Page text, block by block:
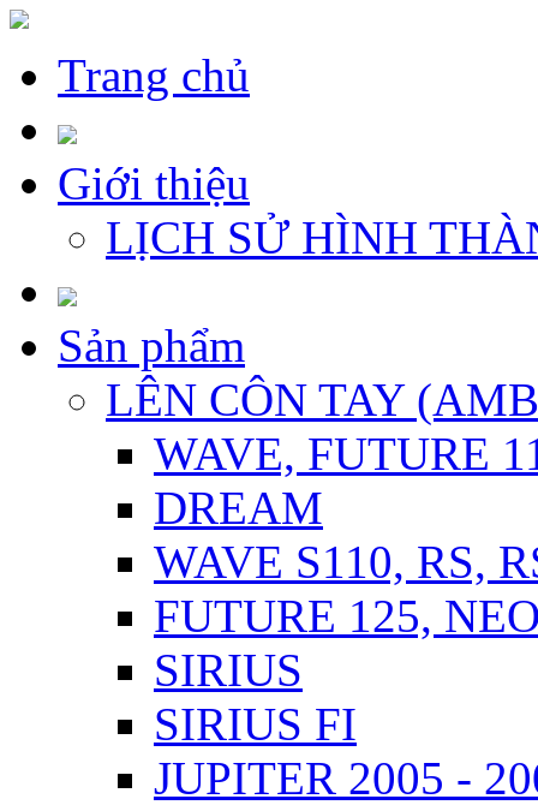
Trang chủ
Giới thiệu
LỊCH SỬ HÌNH
Sản phẩm
LÊN CÔN TAY
WAVE, FUTURE
DREAM
WAVE S110, RS,
FUTURE 125,
SIRIUS
SIRIUS FI
JUPITER 2005 -